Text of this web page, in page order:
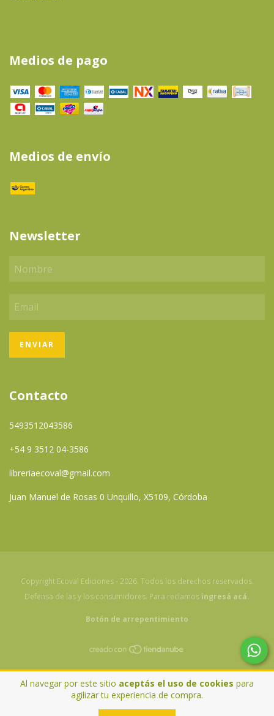
Al navegar por este sitio aceptás el uso de cookies para
agilizar tu experiencia de compra.
Medios de pago
Medios de envío
Newsletter
Contacto
5493512043586
+54 9 3512 04-3586
libreriaecoval@gmail.com
Juan Manuel de Rosas 0 Unquillo, X5109, Córdoba
Copyright Ecoval Ediciones - 2026. Todos los derechos reservados.
Defensa de las y los consumidores. Para reclamos ingresá acá.
Botón de arrepentimiento